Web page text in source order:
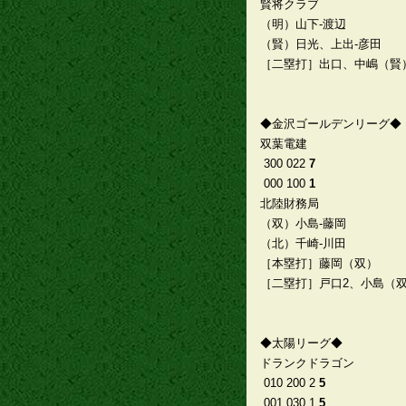
賢将クラブ
（明）山下-渡辺
（賢）日光、上出-彦田
［二塁打］出口、中嶋（賢
◆金沢ゴールデンリーグ◆
双葉電建
300 022 7
000 100 1
北陸財務局
（双）小島-藤岡
（北）千崎-川田
［本塁打］藤岡（双）
［二塁打］戸口2、小島（
◆太陽リーグ◆
ドランクドラゴン
010 200 2 5
001 030 1 5